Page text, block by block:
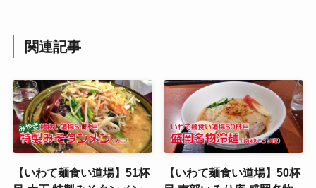
関連記事
【いわて麺食い道場】51杯
【いわて麺食い道場】50杯